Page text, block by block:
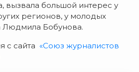
вызвала большой интерес у
регионов, у молодых
Людмила Бобунова.
с сайта «Союз журналистов